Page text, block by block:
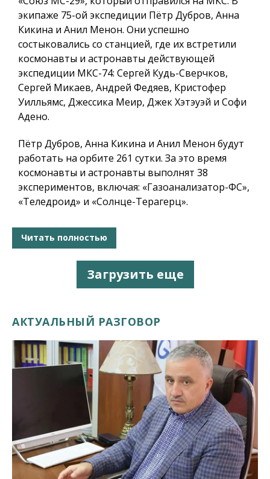
экипаже 75-ой экспедиции Пётр Дубров, Анна
Кикина и Анил Менон. Они успешно
состыковались со станцией, где их встретили
космонавты и астронавты действующей
экспедиции МКС-74: Сергей Кудь-Сверчков,
Сергей Микаев, Андрей Федяев, Кристофер
Уилльямс, Джессика Меир​, Джек Хэтэуэй и Софи
Адено.
Пётр Дубров, Анна Кикина и Анил Менон будут
работать на орбите 261 сутки. За это время
космонавты и астронавты выполнят 38
экспериментов, включая: «Газоанализатор-ФС»,
«Теледроид» и «Солнце-Терагерц».
Читать полностью
Загрузить еще
АКТУАЛЬНЫЙ РАЗГОВОР